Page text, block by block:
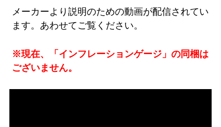
メーカーより説明のための動画が配信されてい
ます。あわせてご覧ください。
※現在、「インフレーションゲージ」の同梱は
ございません。